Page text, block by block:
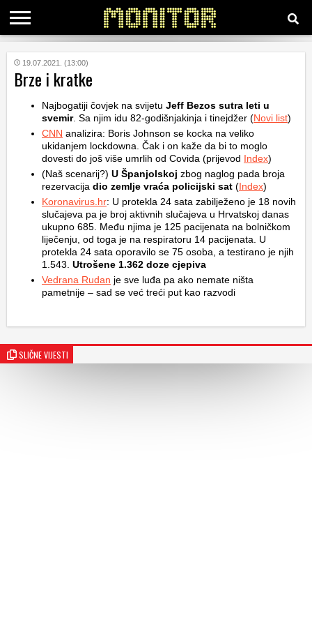
KATEGORIJE
HRVATSKI
WEB
19.07.2021. (13:00)
Brze i kratke
Najbogatiji čovjek na svijetu Jeff Bezos sutra leti u
svemir. Sa njim idu 82-godišnjakinja i tinejdžer (Novi list)
CNN analizira: Boris Johnson se kocka na veliko
ukidanjem lockdowna. Čak i on kaže da bi to moglo
dovesti do još više umrlih od Covida (prijevod Index)
(Naš scenarij?) U Španjolskoj zbog naglog pada broja
rezervacija dio zemlje vraća policijski sat (Index)
Koronavirus.hr: U protekla 24 sata zabilježeno je 18 novih
slučajeva pa je broj aktivnih slučajeva u Hrvatskoj danas
ukupno 685. Među njima je 125 pacijenata na bolničkom
liječenju, od toga je na respiratoru 14 pacijenata. U
protekla 24 sata oporavilo se 75 osoba, a testirano je njih
1.543. Utrošene 1.362 doze cjepiva
Vedrana Rudan je sve luđa pa ako nemate ništa
pametnije – sad se već treći put kao razvodi
SLIČNE VIJESTI